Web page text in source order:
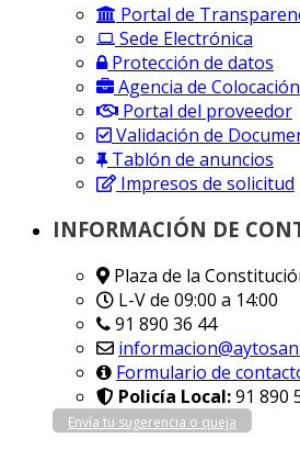
Portal de
Sede Electrónica
Protección de datos
Agencia de Colocación
Portal del proveedor
Validación de
Tablón de anuncios
Impresos de solicitud
INFORMACIÓN DE
Plaza de la
L-V de 09:00 a 14:00
91 890 36 44
Formulario de
Policía Local:91 890
Envía tu sugerencia o queja